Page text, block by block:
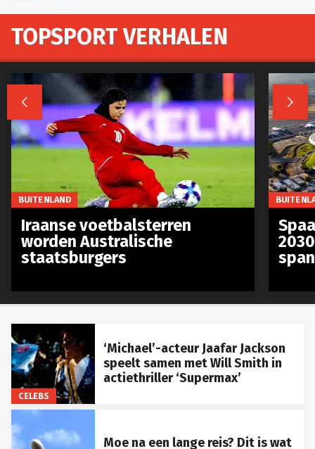
CELEBS
speelt samen met Will Smith in
actiethriller ‘Supermax’
TOPSPORT VERHALEN
BUITENLAND
Iraanse voetbalsterren
worden Australische
staatsburgers